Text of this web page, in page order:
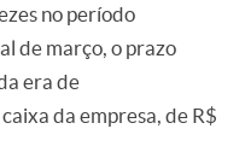
no período
de março, o prazo
era de
da empresa, de R$